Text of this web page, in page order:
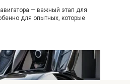
— важный этап для
для опытных, которые